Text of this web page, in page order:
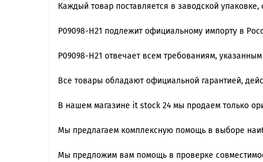
Каждый товар поставляется в заводской
P09098-H21 подлежит официальному импорту в
P09098-H21 отвечает всем требованиям,
Все товары обладают официальной гарантией,
В нашем магазине it stock 24 мы продаем только
Мы предлагаем комплексную помощь в выборе
Мы предложим вам помощь в проверке